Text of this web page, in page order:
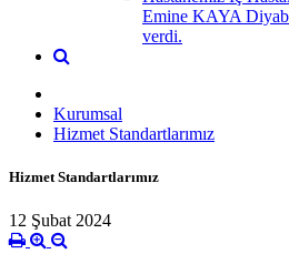
Emine KAYA
verdi.
Kurumsal
Hizmet Standartlarımız
Hizmet Standartlarımız
12 Şubat 2024